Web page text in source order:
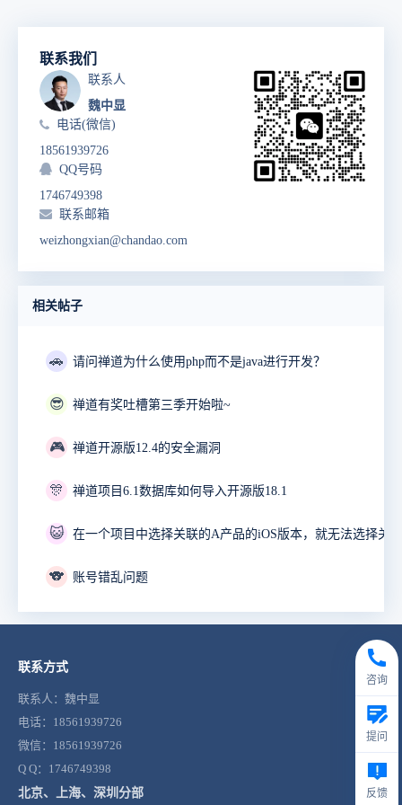
联系我们
联系人
魏中显
电话(微信)
18561939726
QQ号码
1746749398
联系邮箱
weizhongxian@chandao.com
相关帖子
🚗 请问禅道为什么使用php而不是java进行开发？
😎 禅道有奖吐槽第三季开始啦~
🎮 禅道开源版12.4的安全漏洞
🎊 禅道项目6.1数据库如何导入开源版18.1
😺
🐨 账号错乱问题
联系方式
联系人：魏中显
电话：18561939726
微信：18561939726
Q Q：1746749398
北京、上海、深圳分部
咨询
提问
反馈